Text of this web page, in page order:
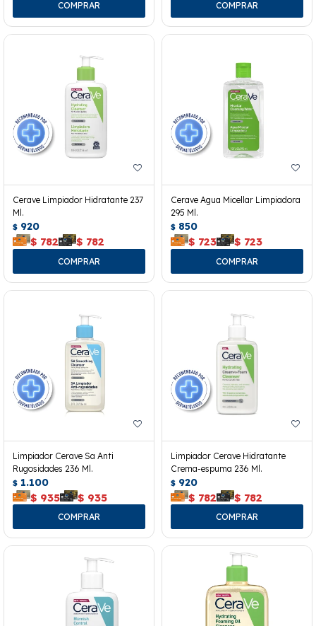
Cerave Limpiador Hidratante 237
Ml.
$ 920
$ 782 $ 782
Cerave Agua Micellar Limpiadora
295 Ml.
$ 850
$ 723 $ 723
Limpiador Cerave Sa Anti
Rugosidades 236 Ml.
$ 1.100
$ 935 $ 935
Limpiador Cerave Hidratante
Crema-espuma 236 Ml.
$ 920
$ 782 $ 782